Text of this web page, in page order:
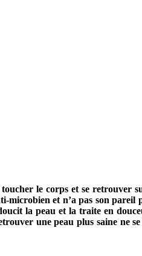
le corps et se retrouver
microbien et n’a pas son pareil
la peau et la traite en
une peau plus saine ne